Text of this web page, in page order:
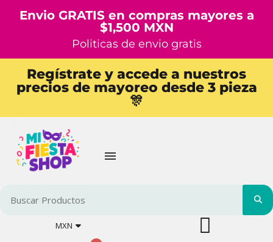
Envio GRATIS en compras mayores a
$1,500 MXN
Politicas de envio gratis
Regístrate y accede a nuestros
precios de mayoreo desde 3 pieza
🎊
MXN